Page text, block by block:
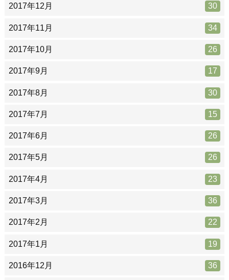
2017年12月 30
2017年11月 34
2017年10月 26
2017年9月 17
2017年8月 30
2017年7月 15
2017年6月 26
2017年5月 26
2017年4月 23
2017年3月 36
2017年2月 22
2017年1月 19
2016年12月 36